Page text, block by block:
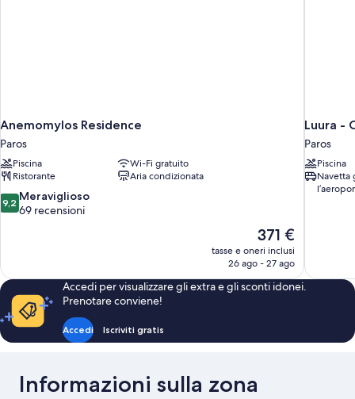
Anemomylos Residence
Paros
Piscina
Wi-Fi gratuito
Ristorante
Aria condizionata
9.2
su
recensioni
9,2 Meraviglioso
69 recensioni
Il
prezzo
attuale
371 €
371 €
tasse e oneri inclusi
26 ago - 27 ago
Luura -
Paros
Piscina
Navetta
Accedi per visualizzare gli extra e gli sconti idonei.
Prenotare conviene!
Accedi Iscriviti gratis
Informazioni sulla zona